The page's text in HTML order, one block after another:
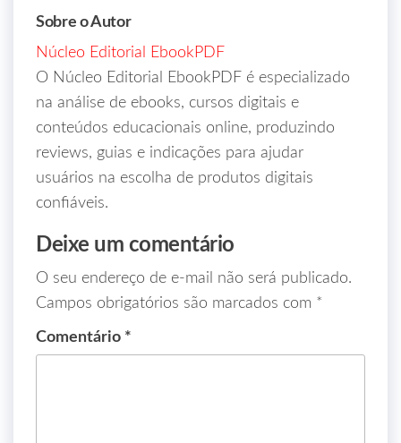
Sobre o Autor
Núcleo Editorial EbookPDF
O Núcleo Editorial EbookPDF é especializado
na análise de ebooks, cursos digitais e
conteúdos educacionais online, produzindo
reviews, guias e indicações para ajudar
usuários na escolha de produtos digitais
confiáveis.
Deixe um comentário
O seu endereço de e-mail não será publicado.
Campos obrigatórios são marcados com *
Comentário *